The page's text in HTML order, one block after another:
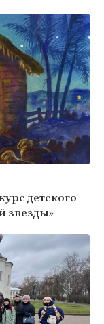
детского
звезды»